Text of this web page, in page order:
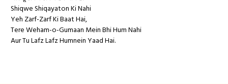
Shiqwe Shiqayaton Ki Nahi
Yeh Zarf-Zarf Ki Baat Hai,
Tere Weham-o-Gumaan Mein Bhi Hum Nahi
Aur Tu Lafz Lafz Humnein Yaad Hai.